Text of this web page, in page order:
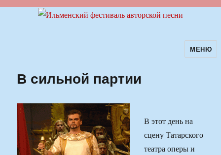
Ильменский фестиваль авторскойМЕНЮ
В сильной партии
В этот день на
сцену Татарского
театра оперы и